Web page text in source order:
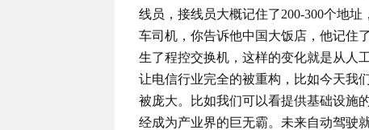
线员，接线员大概记住了200-300个地
车司机，你告诉他中国大饭店，他记住
生了程控交换机，这样的变化就是从人
让电信行业完全的被重构，比如今天我
被庞大。比如我们可以看提供基础设施
经成为产业界的巨无霸。未来自动驾驶